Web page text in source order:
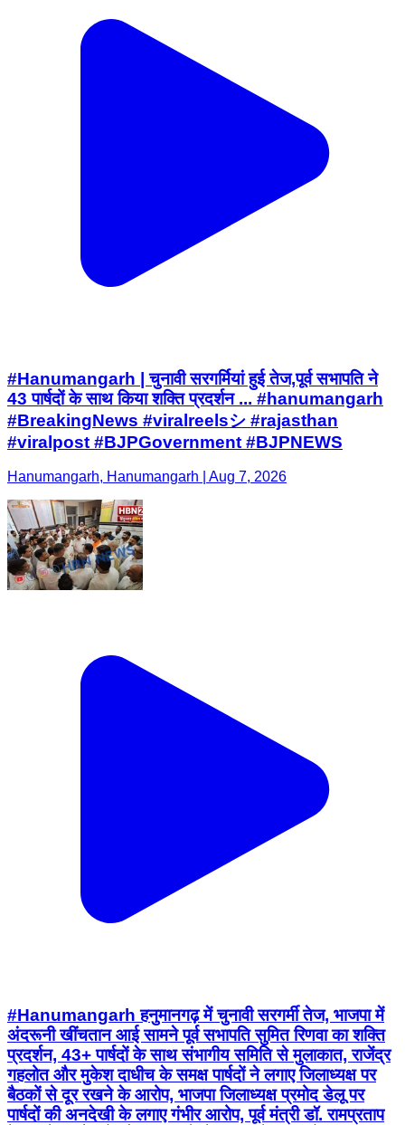
#Hanumangarh | चुनावी सरगर्मियां हुई तेज,पूर्व सभापति ने
43 पार्षदों के साथ किया शक्ति प्रदर्शन ... #hanumangarh
#BreakingNews #viralreelsシ #rajasthan
#viralpost #BJPGovernment #BJPNEWS
Hanumangarh, Hanumangarh | Aug 7, 2026
#Hanumangarh हनुमानगढ़ में चुनावी सरगर्मी तेज, भाजपा में
अंदरूनी खींचतान आई सामने पूर्व सभापति सुमित रिणवा का शक्ति
प्रदर्शन, 43+ पार्षदों के साथ संभागीय समिति से मुलाकात, राजेंद्र
गहलोत और मुकेश दाधीच के समक्ष पार्षदों ने लगाए जिलाध्यक्ष पर
बैठकों से दूर रखने के आरोप, भाजपा जिलाध्यक्ष प्रमोद डेलू पर
पार्षदों की अनदेखी के लगाए गंभीर आरोप, पूर्व मंत्री डॉ. रामप्रताप